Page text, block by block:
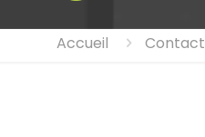
Accueil Contact